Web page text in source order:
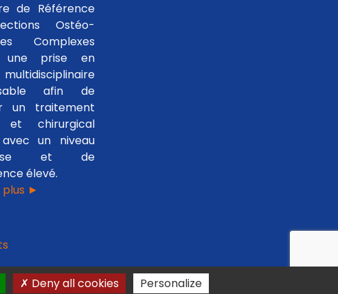
de Référence
Ostéo-
Complexes
une prise en
afin de
un traitement
et chirurgical
un niveau
et de
élevé.
plus ►
Deny all cookies Personalize